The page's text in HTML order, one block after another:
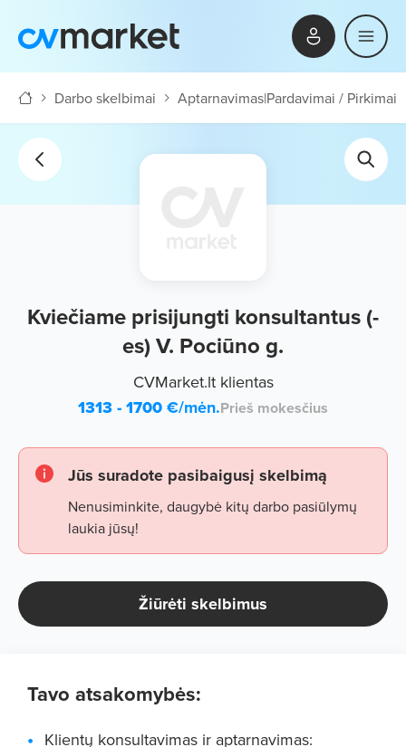
Darbo skelbimai Aptarnavimas|Pardavimai / Pirkimai
Kviečiame prisijungti konsultantus (-
es) V. Pociūno g.
CVMarket.lt klientas
1313 - 1700€/mėn.Prieš mokesčius
Jūs suradote pasibaigusį skelbimą
Nenusiminkite, daugybė kitų darbo pasiūlymų
laukia jūsų!
Žiūrėti skelbimus
Tavo atsakomybės:
Klientų konsultavimas ir aptarnavimas: